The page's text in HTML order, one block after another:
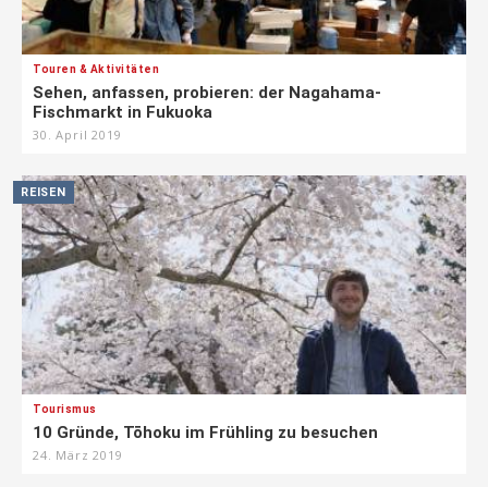
Touren & Aktivitäten
Sehen, anfassen, probieren: der Nagahama-
Fischmarkt in Fukuoka
30. April 2019
REISEN
Tourismus
10 Gründe, Tōhoku im Frühling zu besuchen
24. März 2019